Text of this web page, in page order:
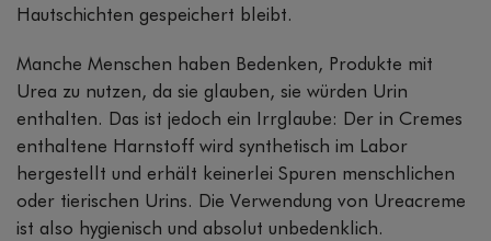
Hautschichten gespeichert bleibt.
Manche Menschen haben Bedenken, Produkte mit
Urea zu nutzen, da sie glauben, sie würden Urin
enthalten. Das ist jedoch ein Irrglaube: Der in Cremes
enthaltene Harnstoff wird synthetisch im Labor
hergestellt und erhält keinerlei Spuren menschlichen
oder tierischen Urins. Die Verwendung von Ureacreme
ist also hygienisch und absolut unbedenklich.